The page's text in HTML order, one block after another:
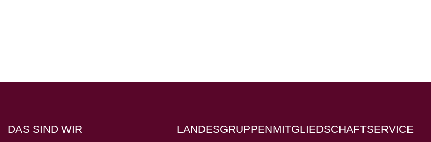
DAS SIND WIR LANDESGRUPPENMITGLIEDSCHAFTSERVICE